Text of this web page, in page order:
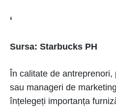
‘
Sursa: Starbucks PH
În calitate de
sau manageri de
înțelegeți importanța